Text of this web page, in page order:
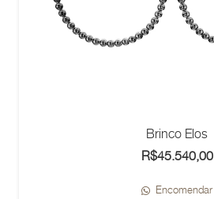
Brinco Elos
R$45.540,00
Encomendar